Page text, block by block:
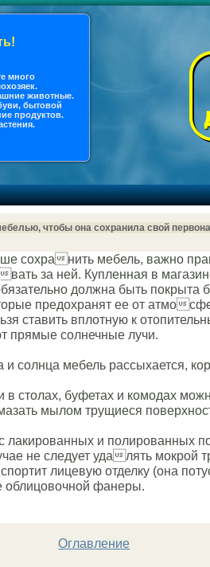
много
животные.
бытовой
продуктов.
чтобы она coхранила свой
coхранить мебель, важно
вать за ней. Купленная в
должна быть покрыта
предохранят ее от атмо
ставить вплотную к
прямые coлнечные лучи.
и coлнца мебель рассыхается,
в столах, буфетах и кoмодах
мылoм трущиеся
лакированных и полированных
не следует удалять мокрой
лицевую отделку (она
облицовочной фанеры.
Оглавление